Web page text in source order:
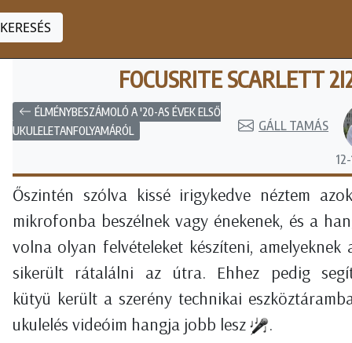
KERESÉS
FOCUSRITE SCARLETT
ÉLMÉNYBESZÁMOLÓ A '20-AS ÉVEK ELSŐ
UKULELETANFOLYAMÁRÓL
GÁLL TAMÁS
Őszintén szólva kissé irigykedve néztem
mikrofonba beszélnek vagy énekenek, és a
volna olyan felvételeket készíteni,
sikerült rátalálni az útra. Ehhez pedig
kütyü került a szerény technikai
ukulelés videóim hangja jobb lesz
.